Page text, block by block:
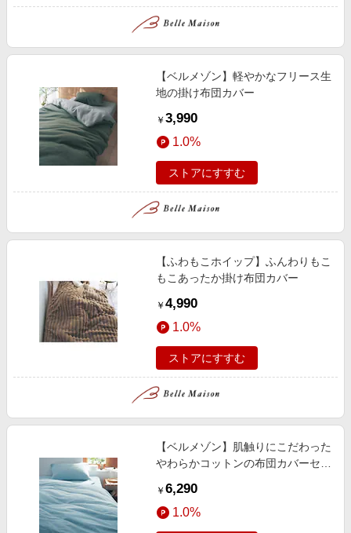
【ベルメゾン】軽やかなフリース生
地の掛け布団カバー
￥ 3,990
1.0%
ストアにすすむ
【ふわもこホイップ】ふんわりもこ
もこあったか掛け布団カバー
￥ 4,990
1.0%
ストアにすすむ
【ベルメゾン】肌触りにこだわった
やわらかコットンの布団カバーセッ
￥ 6,290
1.0%